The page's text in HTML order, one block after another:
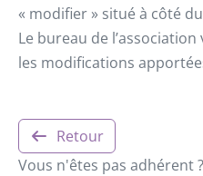
« modifier » situé à côté
Le bureau de
les modifications
Retour
Vous n'êtes pas adhérent